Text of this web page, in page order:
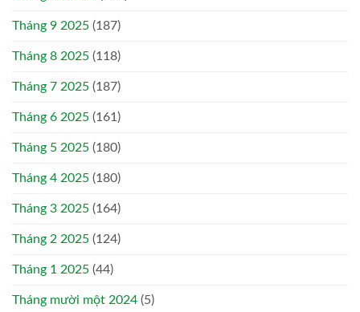
Tháng 9 2025 (187)
Tháng 8 2025 (118)
Tháng 7 2025 (187)
Tháng 6 2025 (161)
Tháng 5 2025 (180)
Tháng 4 2025 (180)
Tháng 3 2025 (164)
Tháng 2 2025 (124)
Tháng 1 2025 (44)
Tháng mười một 2024 (5)